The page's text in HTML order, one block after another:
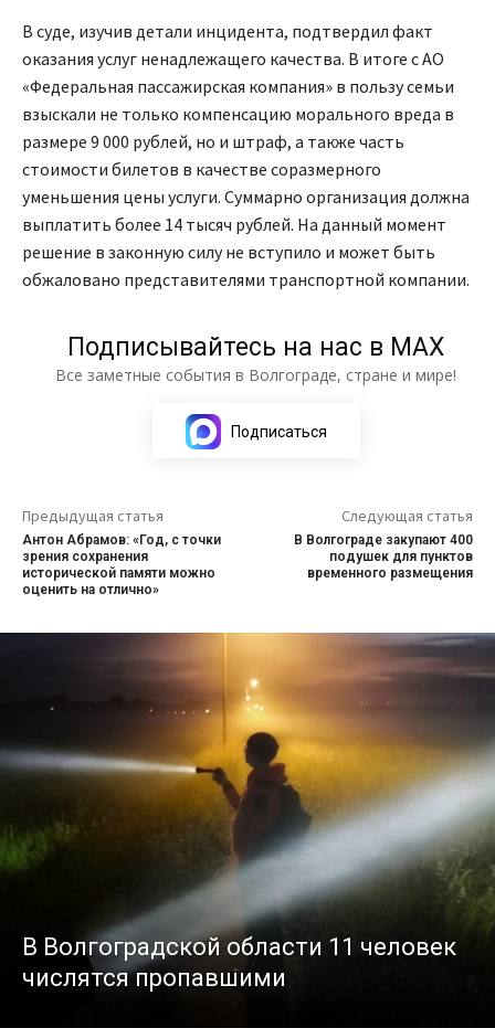
В суде, изучив детали инцидента, подтвердил факт
оказания услуг ненадлежащего качества. В итоге с АО
«Федеральная пассажирская компания» в пользу семьи
взыскали не только компенсацию морального вреда в
размере 9 000 рублей, но и штраф, а также часть
стоимости билетов в качестве соразмерного
уменьшения цены услуги. Суммарно организация должна
выплатить более 14 тысяч рублей. На данный момент
решение в законную силу не вступило и может быть
обжаловано представителями транспортной компании.
Подписывайтесь на нас в МАХ
Все заметные события в Волгограде, стране и мире!
Подписаться
Предыдущая статья
Антон Абрамов: «Год, с точки
зрения сохранения
исторической памяти можно
оценить на отлично»
Следующая статья
В Волгограде закупают 400
подушек для пунктов
временного размещения
В Волгоградской области 11 человек
числятся пропавшими